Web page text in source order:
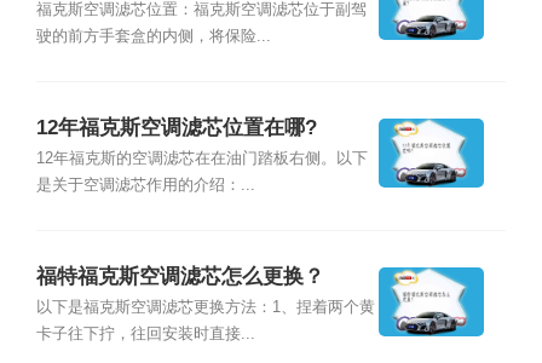
福克斯空调滤芯位置：福克斯空调滤芯位于副驾
驶的前方手套盒的内侧，将保险...
12年福克斯空调滤芯位置在哪?
12年福克斯的空调滤芯在在油门踏板右侧。以下
是关于空调滤芯作用的介绍：...
福特福克斯空调滤芯怎么更换？
以下是福克斯空调滤芯更换方法：1、捏着两个黄
卡子往下拧，往回安装时直接...